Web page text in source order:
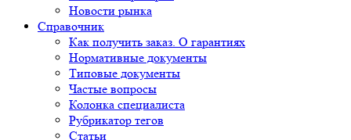
Новости рынка
Справочник
Как получить заказ. О гарантиях
Нормативные документы
Типовые документы
Частые вопросы
Колонка специалиста
Рубрикатор тегов
Статьи